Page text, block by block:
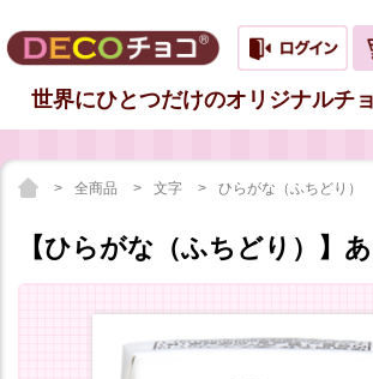
世界にひとつだけのオリジナルチ
全商品 文字 ひらがな（ふちどり）
【ひらがな（ふちどり）】あ